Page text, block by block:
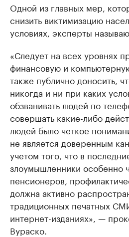
Одной из главных мер,
снизить виктимизацию
условиях, эксперты
«Следует на всех уровнях
финансовую и
также публично доносить,
никогда и ни при каких
обзванивать людей по
совершать какие-либо
людей было четкое
не является доверенным
учетом того, что в
злоумышленники особенно
пенсионеров,
должна активно
традиционных печатных
интернет-изданиях», —
Вураско.